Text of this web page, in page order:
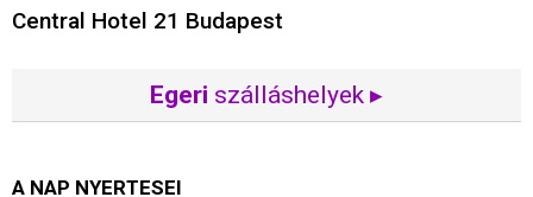
Central Hotel 21 Budapest
Egeri szálláshelyek ▸
A NAP NYERTESEI